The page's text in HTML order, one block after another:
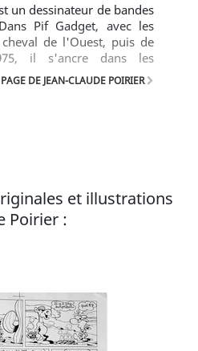
un dessinateur de bandes
Pif Gadget, avec les
cheval de l'Ouest, puis de
il s'ancre dans les
lecteurs qu'il
10 ans.
DE JEAN-CLAUDE POIRIER
et illustrations
Poirier :